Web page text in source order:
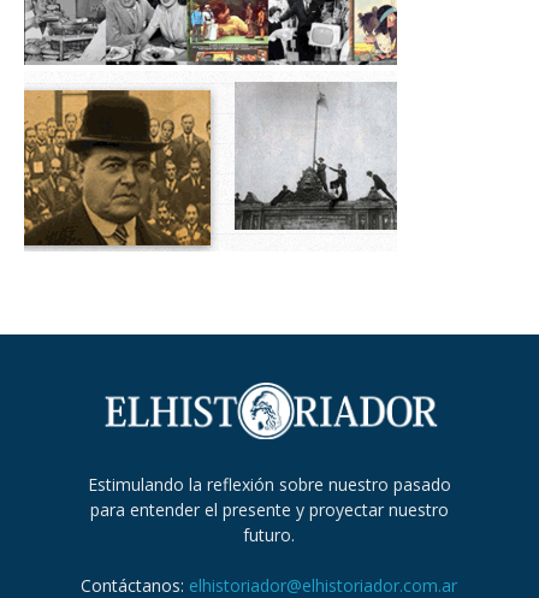
Estimulando la reflexión sobre nuestro pasado
para entender el presente y proyectar nuestro
futuro.
Contáctanos: elhistoriador@elhistoriador.com.ar